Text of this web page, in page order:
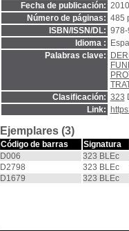
Fecha de publicación: 2010
Número de páginas: 485
ISBN/ISSN/DL:
Idioma :
Palabras clave:
Clasificación: 323
Link:
Ejemplares (3)
Código de barras Signatura
D006
323 BLEc
D2798
323 BLEc
D1679
323 BLEc